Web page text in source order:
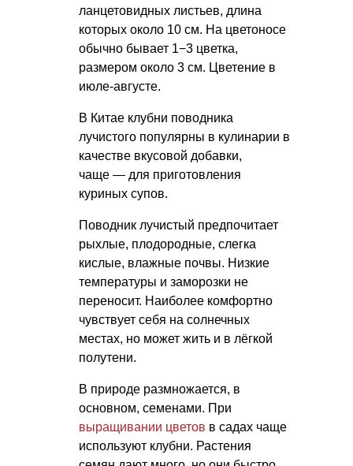
ланцетовидных листьев, длина
которых около 10 см. На цветоносе
обычно бывает 1−3 цветка,
размером около 3 см. Цветение в
июле-августе.
В Китае клубни поводника
лучистого популярны в кулинарии в
качестве вкусовой добавки,
чаще — для приготовления
куриных супов.
Поводник лучистый предпочитает
рыхлые, плодородные, слегка
кислые, влажные почвы. Низкие
температуры и заморозки не
переносит. Наиболее комфортно
чувствует себя на солнечных
местах, но может жить и в лёгкой
полутени.
В природе размножается, в
основном, семенами. При
выращивании цветов в садах чаще
используют клубни. Растения